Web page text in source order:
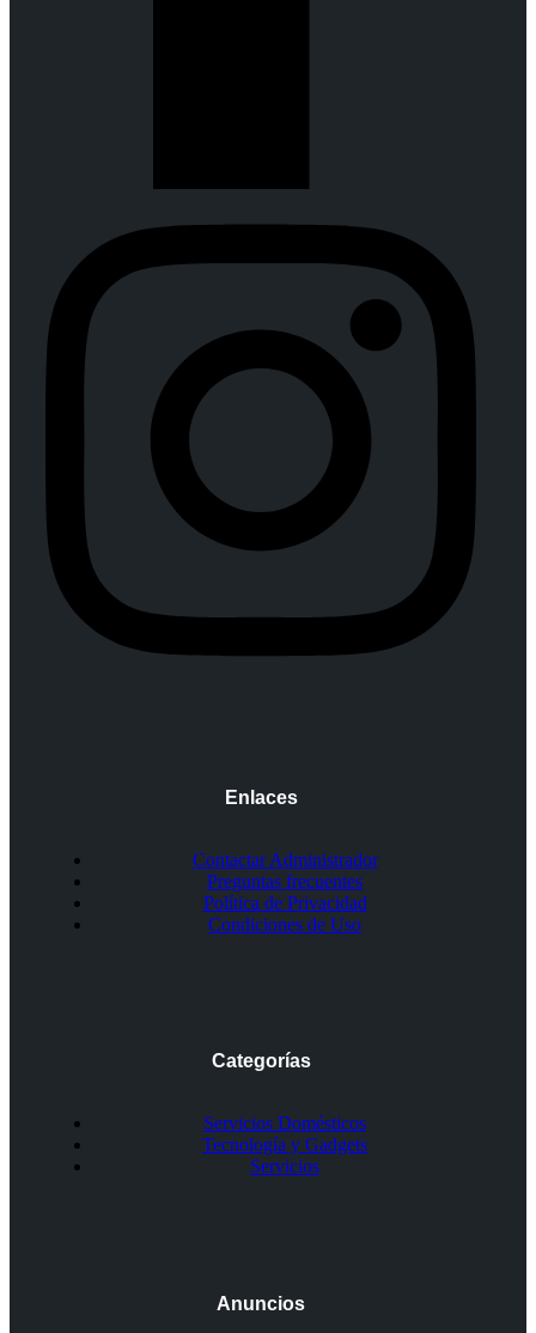
Enlaces
Contactar Administrador
Preguntas frecuentes
Política de Privacidad
Condiciones de Uso
Categorías
Servicios Domésticos
Tecnología y Gadgets
Servicios
Anuncios